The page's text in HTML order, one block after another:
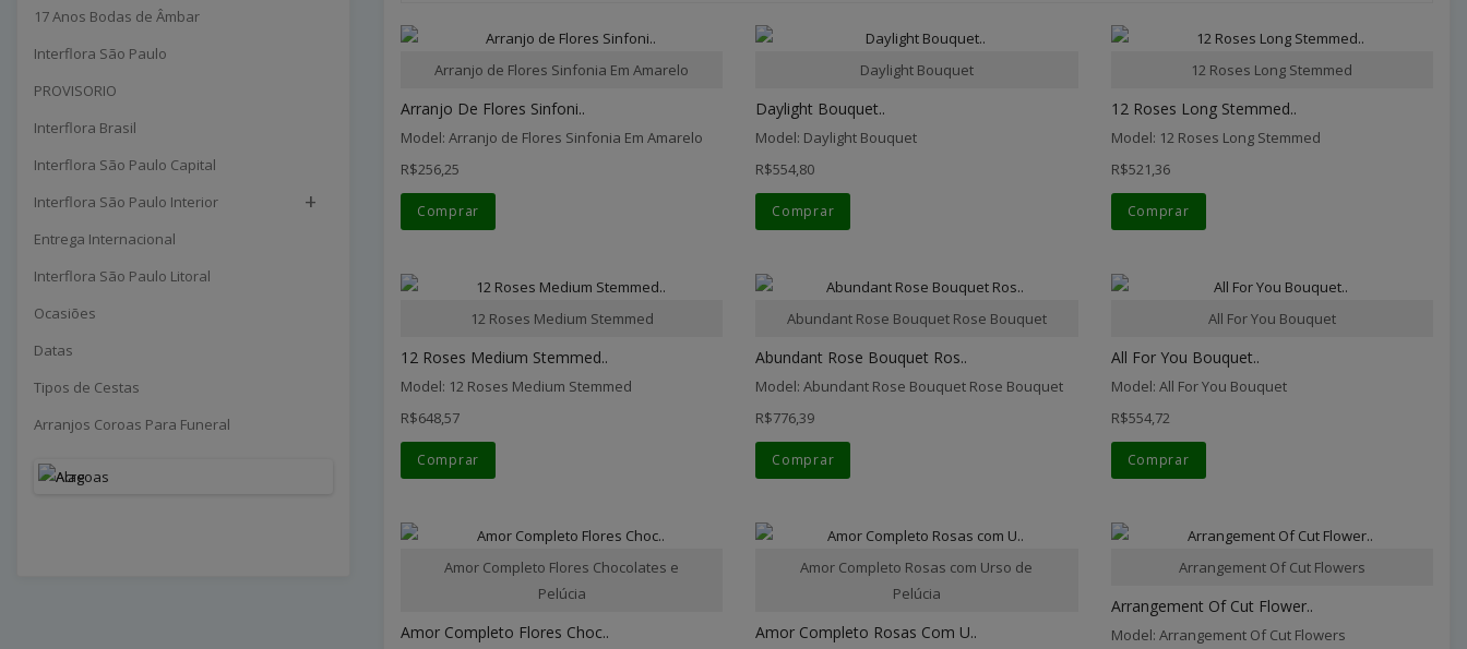
17 Anos Bodas de Âmbar
Interflora São Paulo
PROVISORIO
Interflora Brasil
Interflora São Paulo Capital
Interflora São Paulo Interior
+
Entrega Internacional
Interflora São Paulo Litoral
Ocasiões
Datas
Tipos de Cestas
Arranjos Coroas Para Funeral
Arranjo de Flores Sinfonia Em Amarelo
Arranjo De Flores Sinfoni..
Model: Arranjo de Flores Sinfonia Em Amarelo
R$256,25
Comprar
Daylight Bouquet
Daylight Bouquet..
Model: Daylight Bouquet
R$554,80
Comprar
12 Roses Long Stemmed
12 Roses Long Stemmed..
Model: 12 Roses Long Stemmed
R$521,36
Comprar
12 Roses Medium Stemmed
12 Roses Medium Stemmed..
Model: 12 Roses Medium Stemmed
R$648,57
Comprar
Abundant Rose Bouquet Rose Bouquet
Abundant Rose Bouquet Ros..
Model: Abundant Rose Bouquet Rose Bouquet
R$776,39
Comprar
All For You Bouquet
All For You Bouquet..
Model: All For You Bouquet
R$554,72
Comprar
Amor Completo Flores Chocolates e
Pelúcia
Amor Completo Flores Choc..
Amor Completo Rosas com Urso de
Pelúcia
Amor Completo Rosas Com U..
Arrangement Of Cut Flowers
Arrangement Of Cut Flower..
Model: Arrangement Of Cut Flowers